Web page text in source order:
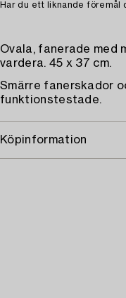
Har du ett liknande föremål
Ovala, fanerade med
vardera. 45 x 37 cm.
Smärre fanerskador
funktionstestade.
Köpinformation